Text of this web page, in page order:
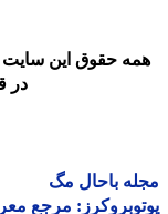
حقوق این سایت
در
باحال مگ
مرجع معرفی